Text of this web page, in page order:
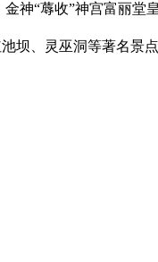
神“蓐收”神宫富丽堂
坝、灵巫洞等著名景